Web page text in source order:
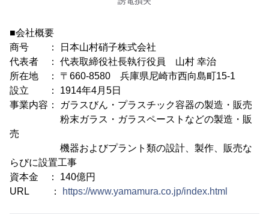
■会社概要
商号 ： 日本山村硝子株式会社
代表者 ： 代表取締役社長執行役員 山村 幸治
所在地 ： 〒660-8580 兵庫県尼崎市西向島町15-1
設立 ： 1914年4月5日
事業内容： ガラスびん・プラスチック容器の製造・販売
粉末ガラス・ガラスペーストなどの製造・販
売
機器およびプラント類の設計、製作、販売な
らびに設置工事
資本金 ： 140億円
URL ：
https://www.yamamura.co.jp/index.html